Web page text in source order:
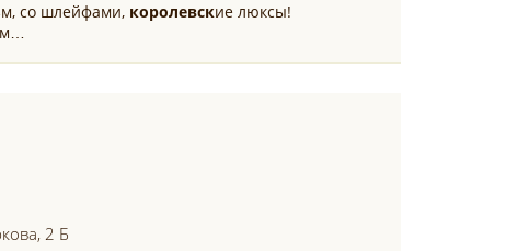
со шлейфами, королевские люксы!
2 Б